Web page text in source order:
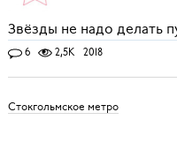
Звёзды не надо делать
6 2,5K 2018
Стокгольмское метро